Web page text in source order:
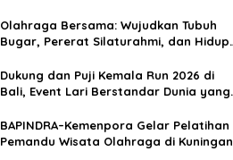
Olahraga Bersama: Wujudkan Tubuh
Bugar, Pererat Silaturahmi, dan Hidup
Dukung dan Puji Kemala Run 2026 di
Bali, Event Lari Berstandar Dunia yang
BAPINDRA–Kemenpora Gelar Pelatihan
Pemandu Wisata Olahraga di Kuningan